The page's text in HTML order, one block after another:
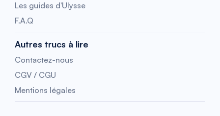
Les guides d'Ulysse
F.A.Q
Autres trucs à lire
Contactez-nous
CGV / CGU
Mentions légales